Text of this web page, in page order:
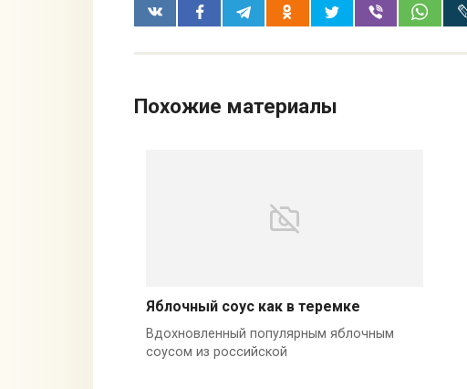
Похожие материалы
Яблочный соус как в теремке
Вдохновленный популярным яблочным
соусом из российской